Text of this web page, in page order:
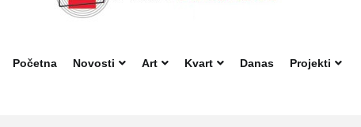
Početna
Novosti Art Kvart Danas Projekti